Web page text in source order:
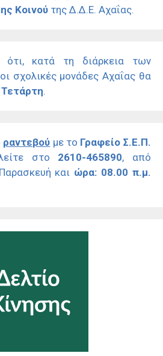
Κοινού της Δ.Δ.Ε. Αχαΐας.
ότι, κατά τη διάρκεια των
σχολικές μονάδες Αχαΐας θα
Τετάρτη.
ραντεβού με το Γραφείο Σ.Ε.Π.
στο 2610-465890, από
και ώρα: 08.00 π.μ.